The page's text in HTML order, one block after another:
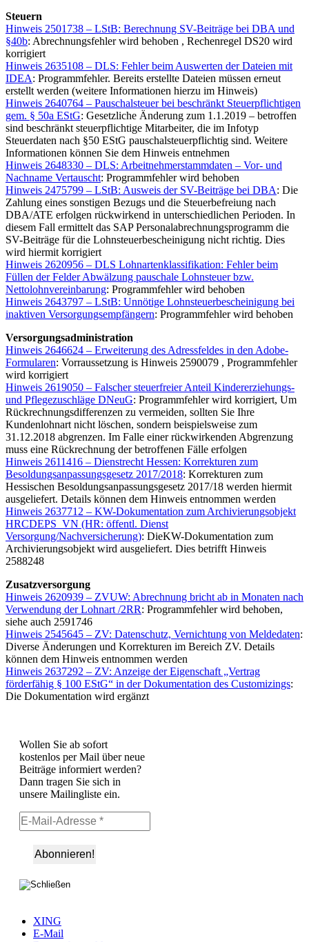
Steuern
Hinweis 2501738 – LStB: Berechnung SV-Beiträge bei DBA und
§40b: Abrechnungsfehler wird behoben , Rechenregel DS20 wird
korrigiert
Hinweis 2635108 – DLS: Fehler beim Auswerten der Dateien mit
IDEA: Programmfehler. Bereits erstellte Dateien müssen erneut
erstellt werden (weitere Informationen hierzu im Hinweis)
Hinweis 2640764 – Pauschalsteuer bei beschränkt Steuerpflichtigen
gem. § 50a EStG: Gesetzliche Änderung zum 1.1.2019 – betroffen
sind beschränkt steuerpflichtige Mitarbeiter, die im Infotyp
Steuerdaten nach §50 EStG pauschalsteuerpflichtig sind. Weitere
Informationen können Sie dem Hinweis entnehmen
Hinweis 2648330 – DLS: Arbeitnehmerstammdaten – Vor- und
Nachname Vertauscht: Programmfehler wird behoben
Hinweis 2475799 – LStB: Ausweis der SV-Beiträge bei DBA: Die
Zahlung eines sonstigen Bezugs und die Steuerbefreiung nach
DBA/ATE erfolgen rückwirkend in unterschiedlichen Perioden. In
diesem Fall ermittelt das SAP Personalabrechnungsprogramm die
SV-Beiträge für die Lohnsteuerbescheinigung nicht richtig. Dies
wird hiermit korrigiert
Hinweis 2620956 – DLS Lohnartenklassifikation: Fehler beim
Füllen der Felder Abwälzung pauschale Lohnsteuer bzw.
Nettolohnvereinbarung: Programmfehler wird behoben
Hinweis 2643797 – LStB: Unnötige Lohnsteuerbescheinigung bei
inaktiven Versorgungsempfängern: Programmfehler wird behoben
Versorgungsadministration
Hinweis 2646624 – Erweiterung des Adressfeldes in den Adobe-
Formularen: Vorraussetzung is Hinweis 2590079 , Programmfehler
wird korrigiert
Hinweis 2619050 – Falscher steuerfreier Anteil Kindererziehungs-
und Pflegezuschläge DNeuG: Programmfehler wird korrigiert, Um
Rückrechnungsdifferenzen zu vermeiden, sollten Sie Ihre
Kundenlohnart nicht löschen, sondern beispielsweise zum
31.12.2018 abgrenzen. Im Falle einer rückwirkenden Abgrenzung
muss eine Rückrechnung der betroffenen Fälle erfolgen
Hinweis 2611416 – Dienstrecht Hessen: Korrekturen zum
Besoldungsanpassungsgesetz 2017/2018: Korrekturen zum
Hessischen Besoldungsanpassungsgesetz 2017/18 werden hiermit
ausgeliefert. Details können dem Hinweis entnommen werden
Hinweis 2637712 – KW-Dokumentation zum Archivierungsobjekt
HRCDEPS_VN (HR: öffentl. Dienst
Versorgung/Nachversicherung): DieKW-Dokumentation zum
Archivierungsobjekt wird ausgeliefert. Dies betrifft Hinweis
2588248
Zusatzversorgung
Hinweis 2620939 – ZVUW: Abrechnung bricht ab in Monaten nach
Verwendung der Lohnart /2RR: Programmfehler wird behoben,
siehe auch 2591746
Hinweis 2545645 – ZV: Datenschutz, Vernichtung von Meldedaten:
Diverse Änderungen und Korrekturen im Bereich ZV. Details
können dem Hinweis entnommen werden
Hinweis 2637292 – ZV: Anzeige der Eigenschaft „Vertrag
förderfähig § 100 EStG“ in der Dokumentation des Customizings:
Die Dokumentation wird ergänzt
Wollen Sie ab sofort
kostenlos per Mail über neue
Beiträge informiert werden?
Dann tragen Sie sich in
unsere Mailingliste ein.
XING
E-Mail